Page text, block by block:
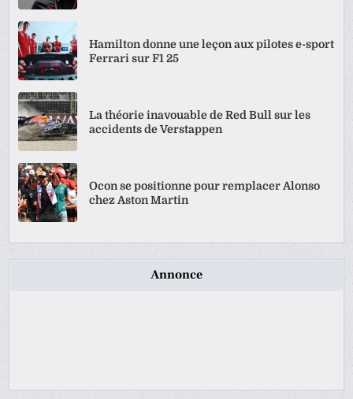
Hamilton donne une leçon aux pilotes e-sport
Ferrari sur F1 25
La théorie inavouable de Red Bull sur les
accidents de Verstappen
Ocon se positionne pour remplacer Alonso
chez Aston Martin
Annonce